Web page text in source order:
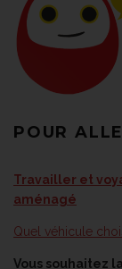
POUR
Travailler et
aménagé
Quel véhicule
Vous souhaitez